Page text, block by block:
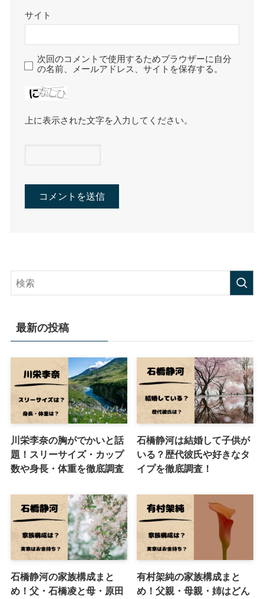
サイト
次回のコメントで使用するためブラウザーに自分
の名前、メールアドレス、サイトを保存する。
上に表示された文字を入力してください。
最新の投稿
川栄李奈の胸がでかいと話
題！スリーサイズ・カップ
数や身長・体重を徹底調査
石橋静河は結婚して子供が
いる？歴代彼氏や好きなタ
イプを徹底調査！
石橋静河の家族構成まと
め！父・石橋凌と母・原田
有村架純の家族構成まと
め！父親・母親・姉はどん